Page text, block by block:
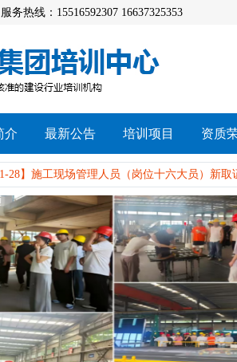
热线：15516592307 16637325353
介 最新公告 培训项目 资质
12】
5月培训计划！看过来！
17】26号考试！十大员
28】 施工现场管理人员（岗位十六大员）新取
08】关于开展建设工程见证员等三个专业岗位
22】 中专、大专、本科 学历提升 即日起至
12】5月培训计划！看过来！